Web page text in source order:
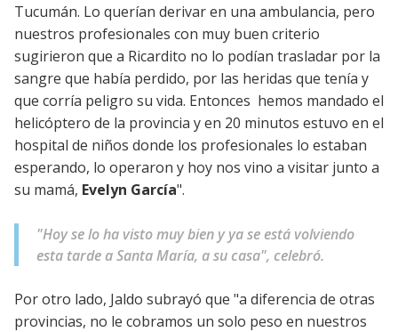
Tucumán. Lo querían derivar en una ambulancia, pero
nuestros profesionales con muy buen criterio
sugirieron que a Ricardito no lo podían trasladar por la
sangre que había perdido, por las heridas que tenía y
que corría peligro su vida. Entonces hemos mandado el
helicóptero de la provincia y en 20 minutos estuvo en el
hospital de niños donde los profesionales lo estaban
esperando, lo operaron y hoy nos vino a visitar junto a
su mamá, Evelyn García".
"Hoy se lo ha visto muy bien y ya se está volviendo
esta tarde a Santa María, a su casa", celebró.
Por otro lado, Jaldo subrayó que "a diferencia de otras
provincias, no le cobramos un solo peso en nuestros